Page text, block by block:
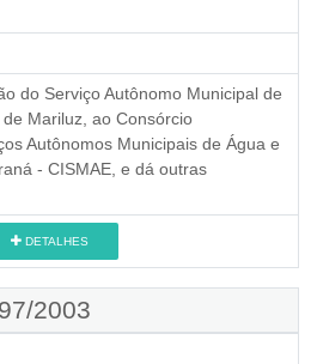
do Serviço Autônomo Municipal de
Mariluz, ao Consórcio
Autônomos Municipais de Água e
- CISMAE, e dá outras
DETALHES
2003